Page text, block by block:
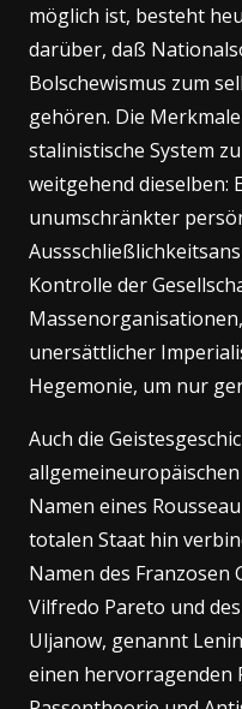
möglich ist, besteht
darüber, daß
Bolschewismus zum
gehören. Die
stalinistische System
weitgehend dieselben:
unumschränkter
Kontrolle der
unersättlicher
Hegemonie, um nur
Auch die
Namen eines
totalen Staat hin
Namen des Franzosen
Vilfredo Pareto und
Uljanow, genannt
einen hervorragenden